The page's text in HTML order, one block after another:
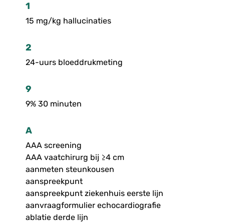
1
15 mg/kg hallucinaties
2
24-uurs bloeddrukmeting
9
9% 30 minuten
A
AAA screening
AAA vaatchirurg bij ≥4 cm
aanmeten steunkousen
aanspreekpunt
aanspreekpunt ziekenhuis eerste lijn
aanvraagformulier echocardiografie
ablatie derde lijn